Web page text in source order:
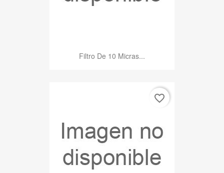
Filtro De 10 Micras...
favorite_border